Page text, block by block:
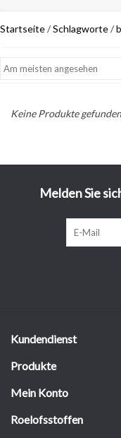
Startseite/Schlagworte/
Keine Produkte
Melden Sie
Kundendienst
Produkte
Mein Konto
Roelofsstoffen